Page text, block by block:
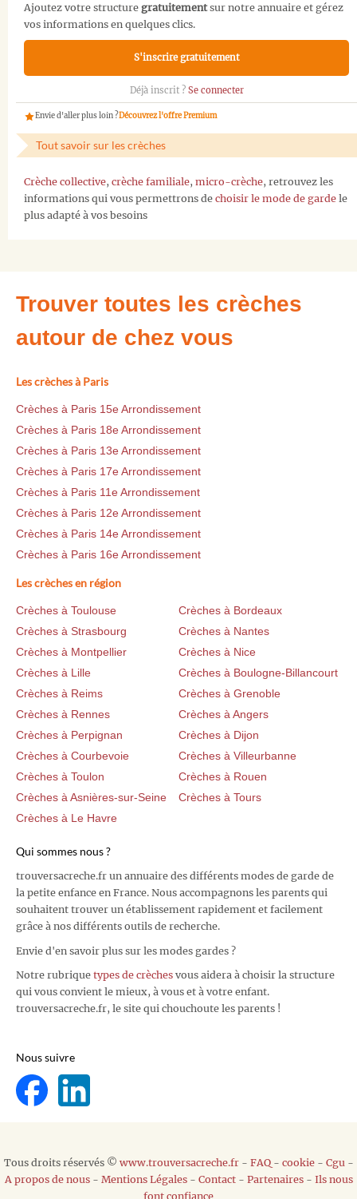
Ajoutez votre structure gratuitementsur notre annuaire et gérez
vos informations en quelques clics.
S'inscrire gratuitement
Déjà inscrit ? Se connecter
Envie d'aller plus loin ?Découvrez l'offre Premium
Tout savoir sur les crèches
Crèche collective, crèche familiale, micro-crèche, retrouvez les
informations qui vous permettrons de choisir le mode de garde le
plus adapté à vos besoins
Trouver toutes les crèches
autour de chez vous
Les crèches à Paris
Crèches à Paris 15e Arrondissement
Crèches à Paris 18e Arrondissement
Crèches à Paris 13e Arrondissement
Crèches à Paris 17e Arrondissement
Crèches à Paris 11e Arrondissement
Crèches à Paris 12e Arrondissement
Crèches à Paris 14e Arrondissement
Crèches à Paris 16e Arrondissement
Les crèches en région
Crèches à Toulouse
Crèches à Bordeaux
Crèches à Strasbourg
Crèches à Nantes
Crèches à Montpellier
Crèches à Nice
Crèches à Lille
Crèches à Boulogne-Billancourt
Crèches à Reims
Crèches à Grenoble
Crèches à Rennes
Crèches à Angers
Crèches à Perpignan
Crèches à Dijon
Crèches à Courbevoie
Crèches à Villeurbanne
Crèches à Toulon
Crèches à Rouen
Crèches à Asnières-sur-Seine
Crèches à Tours
Crèches à Le Havre
Qui sommes nous ?
trouversacreche.fr un annuaire des différents modes de garde de
la petite enfance en France. Nous accompagnons les parents qui
souhaitent trouver un établissement rapidement et facilement
grâce à nos différents outils de recherche.
Envie d'en savoir plus sur les modes gardes ?
Notre rubrique types de crèches vous aidera à choisir la structure
qui vous convient le mieux, à vous et à votre enfant.
trouversacreche.fr, le site qui chouchoute les parents !
Nous suivre
Tous droits réservés © www.trouversacreche.fr- FAQ- cookie- Cgu -
A propos de nous- Mentions Légales- Contact- Partenaires- Ils nous
font confiance